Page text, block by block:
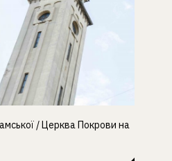
/ Церква Покрови на